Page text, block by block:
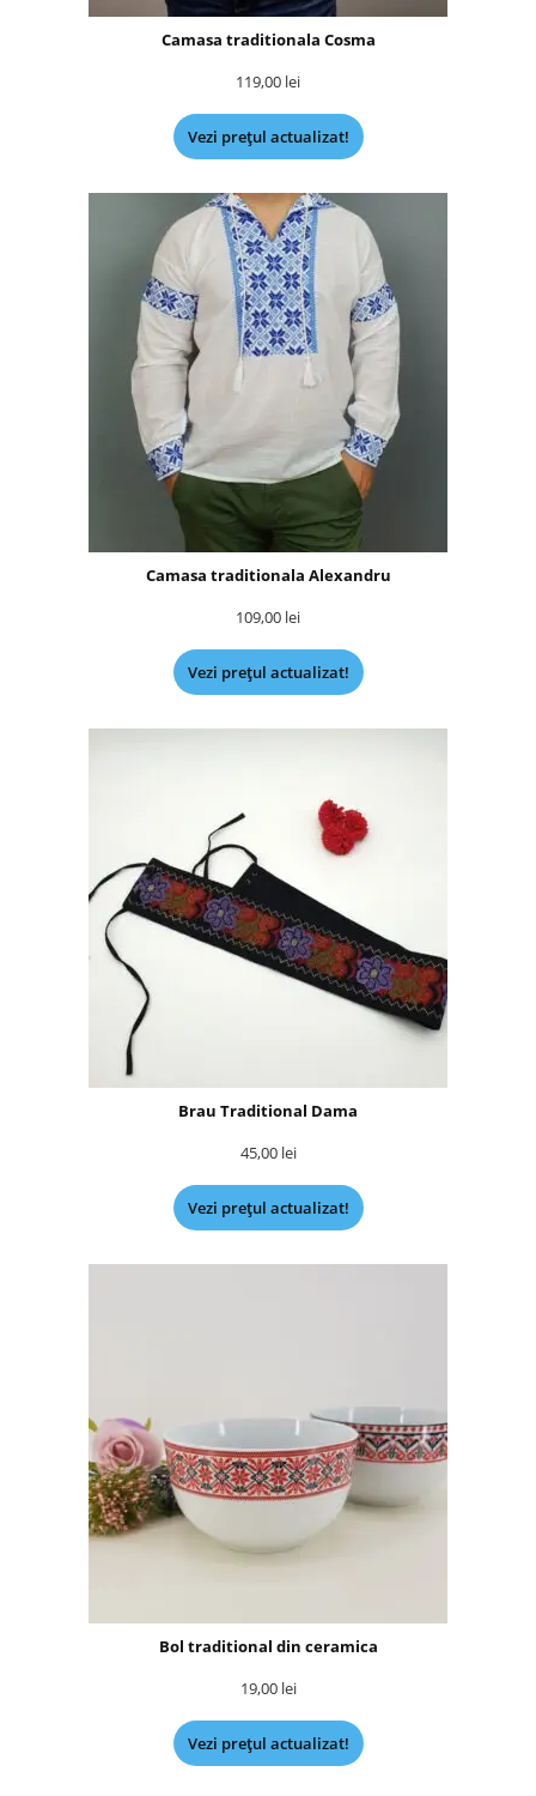
Camasa traditionala Cosma
119,00 lei
Vezi prețul actualizat!
Camasa traditionala Alexandru
109,00 lei
Vezi prețul actualizat!
Brau Traditional Dama
45,00 lei
Vezi prețul actualizat!
Bol traditional din ceramica
19,00 lei
Vezi prețul actualizat!